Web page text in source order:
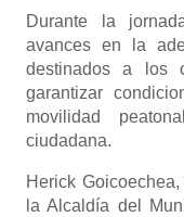
Durante la
avances en la
destinados a los
garantizar
movilidad
ciudadana.
Herick
la Alcaldía del